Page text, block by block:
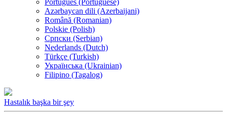
Português (Portuguese)
Azərbaycan dili (Azerbaijani)
Română (Romanian)
Polskie (Polish)
Српски (Serbian)
Nederlands (Dutch)
Türkçe (Turkish)
Українська (Ukrainian)
Filipino (Tagalog)
Hastalık başka bir şey